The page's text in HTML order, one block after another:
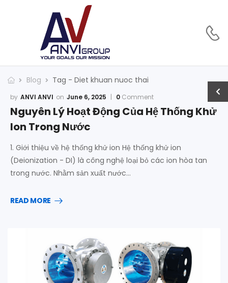
Blog Tag - Diet khuan nuoc thai
ANVI ANVI June 6, 2025 0 Comment
Nguyên Lý Hoạt Động Của Hệ Thống Khử
Ion Trong Nước
1. Giới thiệu về hệ thống khử ion Hệ thống khử ion
(Deionization - DI) là công nghệ loại bỏ các ion hòa tan
trong nước. Nhằm sản xuất nước…
READ MORE